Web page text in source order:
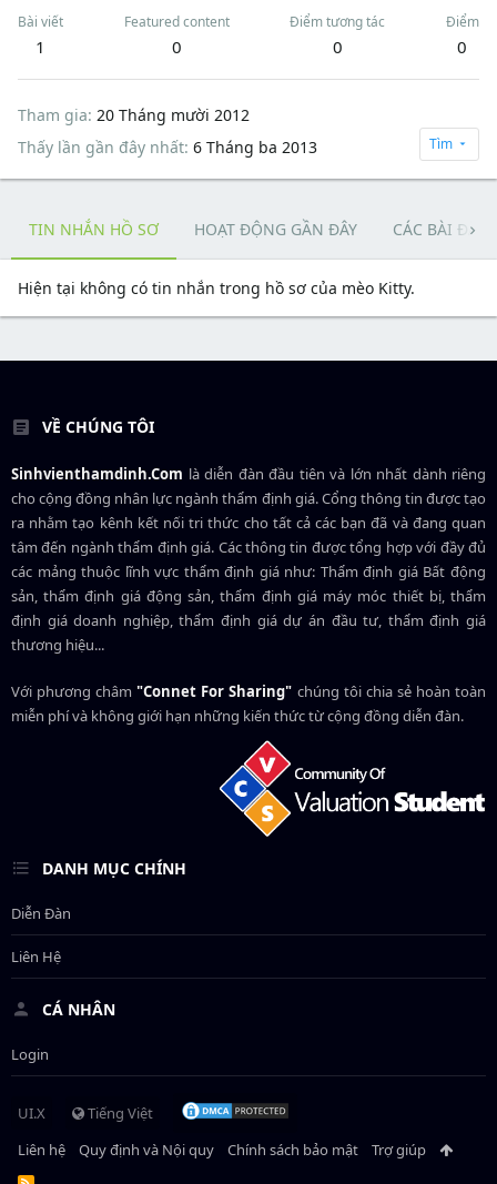
Bài viết
1
Featured content
0
Điểm tương tác
0
Điểm
0
Tham gia 20 Tháng mười 2012
Thấy lần gần đây nhất 6 Tháng ba 2013 Tìm
TIN NHẮN HỒ SƠ HOẠT ĐỘNG GẦN ĐÂY CÁC BÀI
Hiện tại không có tin nhắn trong hồ sơ của mèo Kitty.
VỀ CHÚNG TÔI
Sinhvienthamdinh.Com là diễn đàn đầu tiên và lớn nhất dành riêng
cho cộng đồng nhân lực ngànhthẩm định giá. Cổng thông tin được tạo
ra nhằm tạo kênh kết nối tri thức cho tất cả các bạn đã và đang quan
tâm đến ngành thẩm định giá. Các thông tin được tổng hợp với đầy đủ
các mảng thuộc lĩnh vực thẩm định giá như: Thẩm định giá Bất động
sản, thẩm định giá động sản, thẩm định giá máy móc thiết bị, thẩm
định giá doanh nghiệp, thẩm định giá dự án đầu tư, thẩm định giá
thương hiệu...
Với phương châm"Connet For Sharing" chúng tôi chia sẻ hoàn toàn
miễn phí và không giới hạn những kiến thức từ cộng đồng diễn đàn.
DANH MỤC CHÍNH
Diễn Đàn
Liên Hệ
CÁ NHÂN
Login
UI.X
Tiếng Việt
Liên hệ
Quy định và Nội quy Chính sách bảo mật Trợ giúp